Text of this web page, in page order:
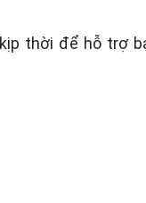
thời để hỗ trợ